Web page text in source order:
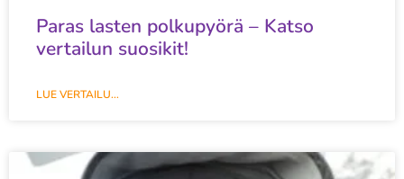
Paras lasten polkupyörä – Katso
vertailun suosikit!
LUE VERTAILU...